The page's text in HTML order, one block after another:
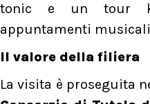
tonic e un tour
appuntamenti
Il valore della filiera
La visita è proseguita